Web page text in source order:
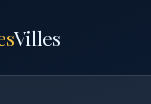
Villes